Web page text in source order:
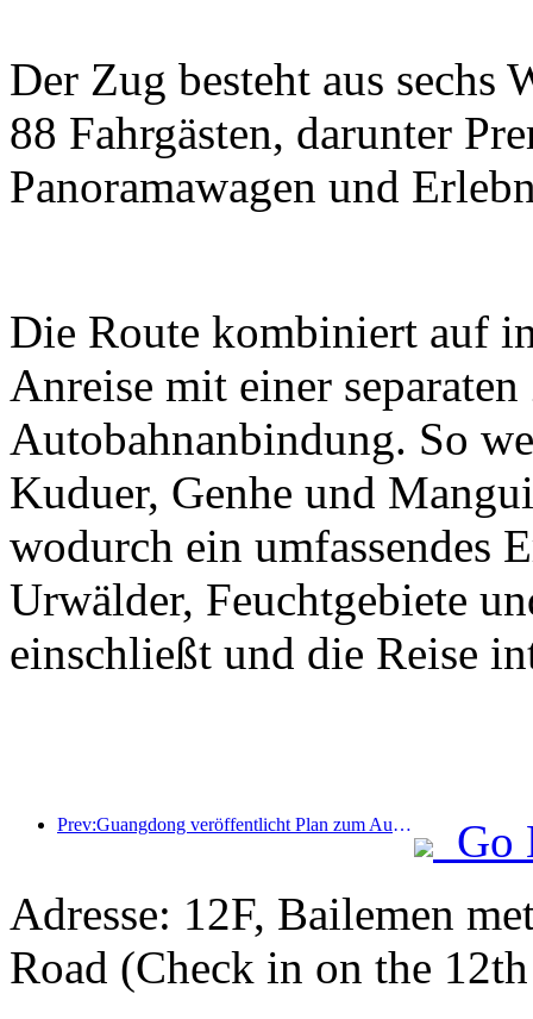
Der Zug besteht aus sechs
88 Fahrgästen, darunter
Panoramawagen und
Die Route kombiniert auf
Anreise mit einer
Autobahnanbindung. So
Kuduer, Genhe und
wodurch ein umfassendes
Urwälder, Feuchtgebiete
einschließt und die Reise
Prev:Guangdong veröffentlicht Plan zum Ausbau der Kapazitäten im Dienstleistungssektor, um die Greater Bay Area zu einem erstklassigen Touristenziel zu entwickeln
Go
Adresse: 12F, Bailemen
Road (Check in on the